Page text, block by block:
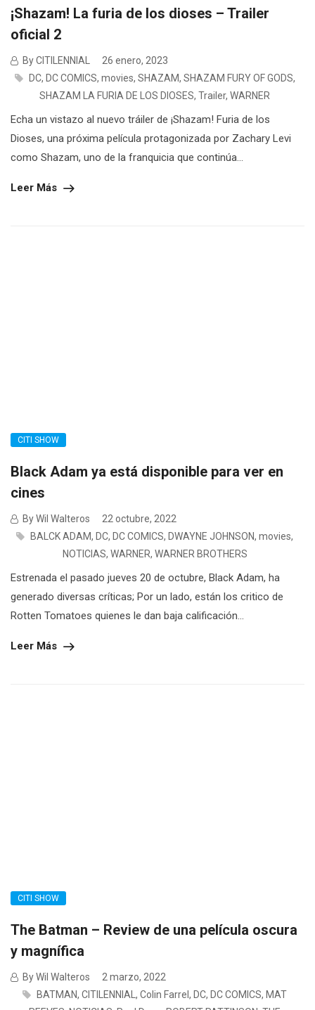
¡Shazam! La furia de los dioses – Trailer
oficial 2
By CITILENNIAL
26 enero, 2023
DC, DC COMICS, movies, SHAZAM, SHAZAM FURY OF GODS,
SHAZAM LA FURIA DE LOS DIOSES, Trailer, WARNER
Echa un vistazo al nuevo tráiler de ¡Shazam! Furia de los
Dioses, una próxima película protagonizada por Zachary Levi
como Shazam, uno de la franquicia que continúa...
Leer Más
CITI SHOW
Black Adam ya está disponible para ver en
cines
By Wil Walteros
22 octubre, 2022
BALCK ADAM, DC, DC COMICS, DWAYNE JOHNSON, movies,
NOTICIAS, WARNER, WARNER BROTHERS
Estrenada el pasado jueves 20 de octubre, Black Adam, ha
generado diversas críticas; Por un lado, están los critico de
Rotten Tomatoes quienes le dan baja calificación...
Leer Más
CITI SHOW
The Batman – Review de una película oscura
y magnífica
By Wil Walteros
2 marzo, 2022
BATMAN, CITILENNIAL, Colin Farrel , DC, DC COMICS, MAT